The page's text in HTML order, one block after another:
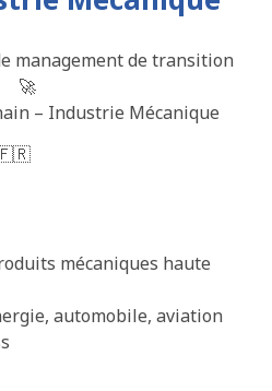
management de transition
🚀
– Industrie Mécanique
🇫🇷
mécaniques haute
automobile, aviation